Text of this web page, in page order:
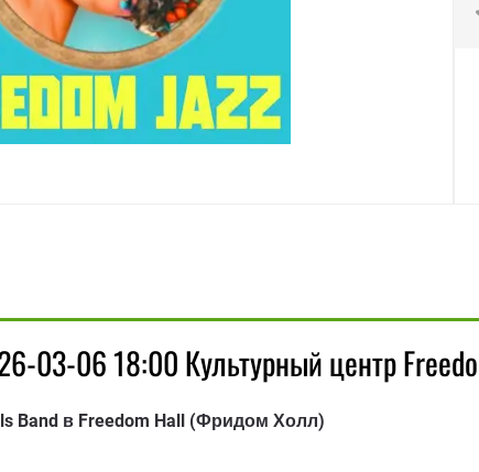
03-06 18:00 Культурный центр
Band в Freedom Hall (Фридом Холл)